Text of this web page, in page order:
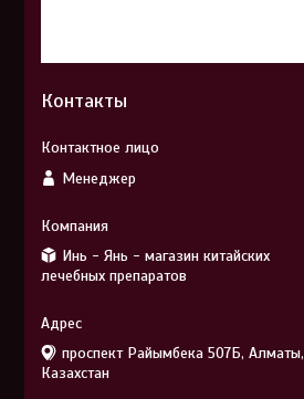
Контакты
Менеджер
Инь - Янь - магазин китайских
лечебных препаратов
проспект Райымбека 507Б, Алматы,
Казахстан